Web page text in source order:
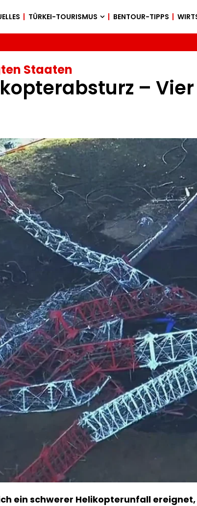
TÜRKEI-TOURISMUS BENTOUR-TIPPS
Staaten
–
ein schwerer Helikopterunfall